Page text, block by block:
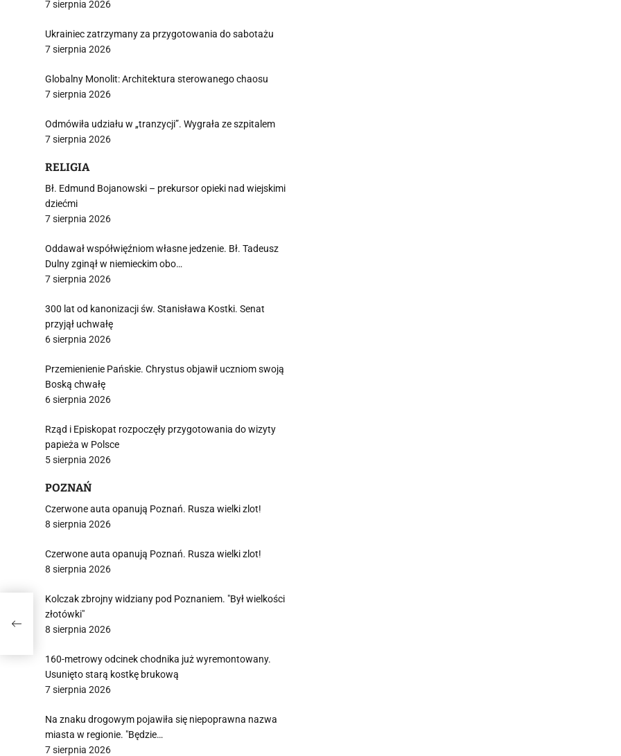
7 sierpnia 2026
Ukrainiec zatrzymany za przygotowania do sabotażu
7 sierpnia 2026
Globalny Monolit: Architektura sterowanego chaosu
7 sierpnia 2026
Odmówiła udziału w „tranzycji”. Wygrała ze szpitalem
7 sierpnia 2026
RELIGIA
Bł. Edmund Bojanowski – prekursor opieki nad wiejskimi
dziećmi
7 sierpnia 2026
Oddawał współwięźniom własne jedzenie. Bł. Tadeusz
Dulny zginął w niemieckim obo…
7 sierpnia 2026
300 lat od kanonizacji św. Stanisława Kostki. Senat
przyjął uchwałę
6 sierpnia 2026
Przemienienie Pańskie. Chrystus objawił uczniom swoją
Boską chwałę
6 sierpnia 2026
Rząd i Episkopat rozpoczęły przygotowania do wizyty
papieża w Polsce
5 sierpnia 2026
POZNAŃ
Czerwone auta opanują Poznań. Rusza wielki zlot!
8 sierpnia 2026
Czerwone auta opanują Poznań. Rusza wielki zlot!
8 sierpnia 2026
Kolczak zbrojny widziany pod Poznaniem. "Był wielkości
złotówki"
8 sierpnia 2026
160-metrowy odcinek chodnika już wyremontowany.
Usunięto starą kostkę brukową
7 sierpnia 2026
Na znaku drogowym pojawiła się niepoprawna nazwa
miasta w regionie. "Będzie…
7 sierpnia 2026